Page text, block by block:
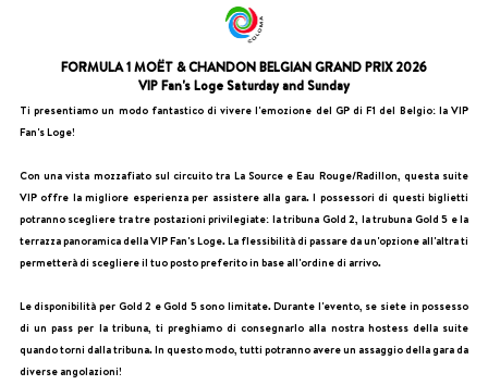
FORMULA 1 MOËT & CHANDON BELGIAN GRAND PRIX 2026
VIP Fan's Loge Saturday and Sunday
Ti presentiamo un modo fantastico di vivere l'emozione del GP di F1 del Belgio: la VIP
Fan's Loge!
Con una vista mozzafiato sul circuito tra La Source e Eau Rouge/Radillon, questa suite
VIP offre la migliore esperienza per assistere alla gara. I possessori di questi biglietti
potranno scegliere tra tre postazioni privilegiate: la tribuna Gold 2, la trubuna Gold 5 e la
terrazza panoramica della VIP Fan's Loge. La flessibilità di passare da un'opzione all'altra ti
permetterà di scegliere il tuo posto preferito in base all'ordine di arrivo.
Le disponibilità per Gold 2 e Gold 5 sono limitate. Durante l'evento, se siete in possesso
di un pass per la tribuna, ti preghiamo di consegnarlo alla nostra hostess della suite
quando torni dalla tribuna. In questo modo, tutti potranno avere un assaggio della gara da
diverse angolazioni!